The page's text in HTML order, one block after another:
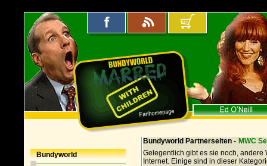
Bundyworld
Bundyworld Partnerseiten - MWC
Gelegentlich gibt es sie noch,
Internet. Einige sind in dieser